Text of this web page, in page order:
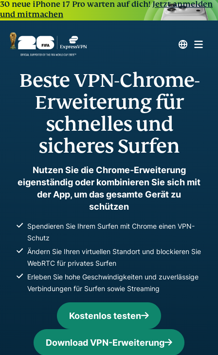
30 neue iPhone 17 Pro warten auf dich!Jetzt anmelden
und mitmachen
Beste VPN-Chrome-
Erweiterung für
schnelles und
sicheres Surfen
Nutzen Sie die Chrome-Erweiterung
eigenständig oder kombinieren Sie sich mit
der App, um das gesamte Gerät zu
schützen
Spendieren Sie Ihrem Surfen mit Chrome einen VPN-
Schutz
Ändern Sie Ihren virtuellen Standort und blockieren Sie
WebRTC für privates Surfen
Erleben Sie hohe Geschwindigkeiten und zuverlässige
Verbindungen für Surfen sowie Streaming
Kostenlos testen
Download VPN-Erweiterung